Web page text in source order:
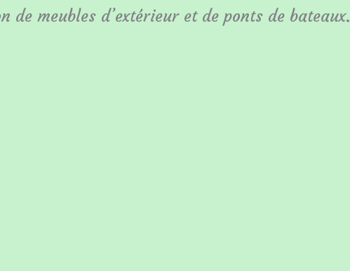
meubles d’extérieur et de ponts de bateaux.